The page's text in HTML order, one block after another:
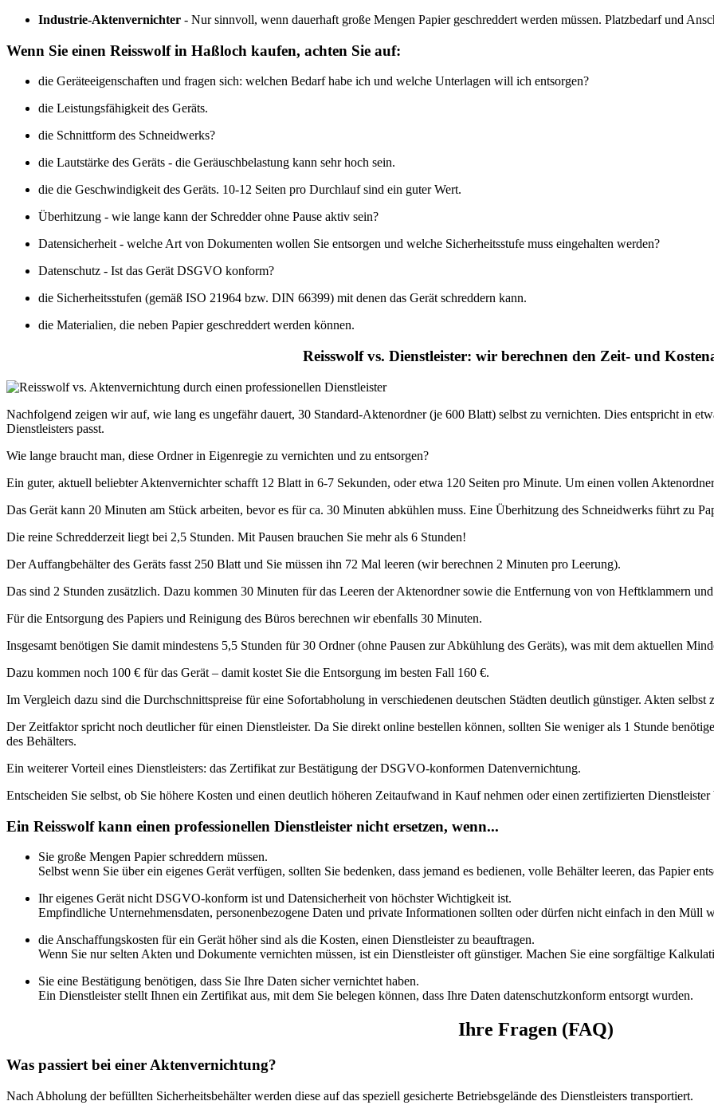
Industrie-Aktenvernichter - Nur sinnvoll, wenn dauerhaft große Mengen Papier geschreddert werden müssen. Platzbedarf und
Wenn Sie einen Reisswolf in Haßloch kaufen, achten Sie auf:
die Geräteeigenschaften und fragen sich: welchen Bedarf habe ich und welche Unterlagen will ich entsorgen?
die Leistungsfähigkeit des Geräts.
die Schnittform des Schneidwerks?
die Lautstärke des Geräts - die Geräuschbelastung kann sehr hoch sein.
die die Geschwindigkeit des Geräts. 10-12 Seiten pro Durchlauf sind ein guter Wert.
Überhitzung - wie lange kann der Schredder ohne Pause aktiv sein?
Datensicherheit - welche Art von Dokumenten wollen Sie entsorgen und welche Sicherheitsstufe muss eingehalten werden?
Datenschutz - Ist das Gerät DSGVO konform?
die Sicherheitsstufen (gemäß ISO 21964 bzw. DIN 66399) mit denen das Gerät schreddern kann.
die Materialien, die neben Papier geschreddert werden können.
Reisswolf vs. Dienstleister: wir berechnen den Zeit- und
Nachfolgend zeigen wir auf, wie lang es ungefähr dauert, 30 Standard-Aktenordner (je 600 Blatt) selbst zu vernichten. Dies entspricht in
Dienstleisters passt.
Wie lange braucht man, diese Ordner in Eigenregie zu vernichten und zu entsorgen?
Ein guter, aktuell beliebter Aktenvernichter schafft 12 Blatt in 6-7 Sekunden, oder etwa 120 Seiten pro Minute. Um einen vollen
Das Gerät kann 20 Minuten am Stück arbeiten, bevor es für ca. 30 Minuten abkühlen muss. Eine Überhitzung des Schneidwerks führt zu
Die reine Schredderzeit liegt bei 2,5 Stunden. Mit Pausen brauchen Sie mehr als 6 Stunden!
Der Auffangbehälter des Geräts fasst 250 Blatt und Sie müssen ihn 72 Mal leeren (wir berechnen 2 Minuten pro Leerung).
Das sind 2 Stunden zusätzlich. Dazu kommen 30 Minuten für das Leeren der Aktenordner sowie die Entfernung von von Heftklammern
Für die Entsorgung des Papiers und Reinigung des Büros berechnen wir ebenfalls 30 Minuten.
Insgesamt benötigen Sie damit mindestens 5,5 Stunden für 30 Ordner (ohne Pausen zur Abkühlung des Geräts), was mit dem aktuellen
Dazu kommen noch 100 € für das Gerät – damit kostet Sie die Entsorgung im besten Fall 160 €.
Im Vergleich dazu sind die Durchschnittspreise für eine Sofortabholung in verschiedenen deutschen Städten deutlich günstiger. Akten
Der Zeitfaktor spricht noch deutlicher für einen Dienstleister. Da Sie direkt online bestellen können, sollten Sie weniger als 1 Stunde
des Behälters.
Ein weiterer Vorteil eines Dienstleisters: das Zertifikat zur Bestätigung der DSGVO-konformen Datenvernichtung.
Entscheiden Sie selbst, ob Sie höhere Kosten und einen deutlich höheren Zeitaufwand in Kauf nehmen oder einen zertifizierten
Ein Reisswolf kann einen professionellen Dienstleister nicht ersetzen, wenn...
Sie große Mengen Papier schreddern müssen.
Selbst wenn Sie über ein eigenes Gerät verfügen, sollten Sie bedenken, dass jemand es bedienen, volle Behälter leeren, das Papier
Ihr eigenes Gerät nicht DSGVO-konform ist und Datensicherheit von höchster Wichtigkeit ist.
Empfindliche Unternehmensdaten, personenbezogene Daten und private Informationen sollten oder dürfen nicht einfach in den Müll
die Anschaffungskosten für ein Gerät höher sind als die Kosten, einen Dienstleister zu beauftragen.
Wenn Sie nur selten Akten und Dokumente vernichten müssen, ist ein Dienstleister oft günstiger. Machen Sie eine sorgfältige
Sie eine Bestätigung benötigen, dass Sie Ihre Daten sicher vernichtet haben.
Ein Dienstleister stellt Ihnen ein Zertifikat aus, mit dem Sie belegen können, dass Ihre Daten datenschutzkonform entsorgt wurden.
Ihre Fragen (FAQ)
Was passiert bei einer Aktenvernichtung?
Nach Abholung der befüllten Sicherheitsbehälter werden diese auf das speziell gesicherte Betriebsgelände des Dienstleisters transportiert.